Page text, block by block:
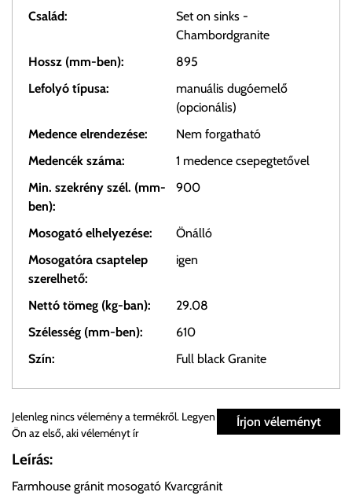
Család:
Set on sinks -
Chambordgranite
Hossz (mm-ben):
895
Lefolyó típusa:
manuális dugóemelő
(opcionális)
Medence elrendezése:
Nem forgatható
Medencék száma:
1 medence csepegtetővel
Min. szekrény szél. (mm-
ben):
900
Mosogató elhelyezése:
Önálló
Mosogatóra csaptelep
szerelhető:
igen
Nettó tömeg (kg-ban):
29.08
Szélesség (mm-ben):
610
Szín:
Full black Granite
Személyes átvétel:
Önnek lehetősége van rendelését a beérkezést követően
előre egyeztetett időpontban.
Írjon véleményt
Jelenleg nincs vélemény a termékről. Legyen
Ön az első, aki véleményt ír
Leírás:
Farmhouse gránit mosogató Kvarcgránit